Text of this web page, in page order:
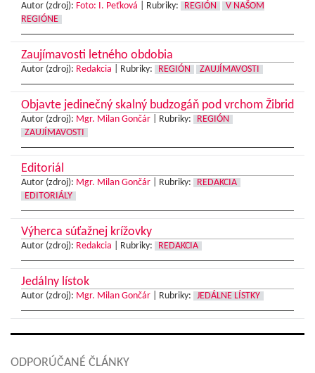
Autor (zdroj): Foto: I. Peťková Rubriky: REGIÓN
V NAŠOM
REGIÓNE
Zaujímavosti letného obdobia
Autor (zdroj): Redakcia Rubriky: REGIÓN ZAUJÍMAVOSTI
Objavte jedinečný skalný budzogáň pod vrchom Žibrid
Autor (zdroj): Mgr. Milan Gončár Rubriky:
REGIÓN
ZAUJÍMAVOSTI
Editoriál
Autor (zdroj): Mgr. Milan Gončár Rubriky:
REDAKCIA
EDITORIÁLY
Výherca súťažnej krížovky
Autor (zdroj): Redakcia Rubriky: REDAKCIA
Jedálny lístok
Autor (zdroj): Mgr. Milan Gončár Rubriky: JEDÁLNE LÍSTKY
ODPORÚČANÉ ČLÁNKY